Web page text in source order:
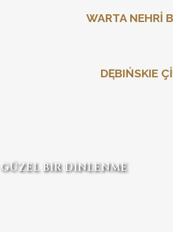
WARTA NEHRİ
DĘBIŃSKIE
GÜZEL BİR DİNLENME